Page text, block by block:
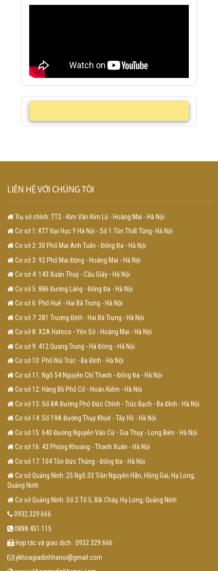
LIÊN HỆ VỚI CHÚNG TÔI
Trụ sở chính: TT2 - Kim Văn Kim Lũ - Hoàng Mai - Hà Nội
Cơ sở 1: KTT Đại Học Y Hà Nội - Số 1 Tôn Thất Tùng- Hà Nội
Cơ sở 2: 30 Phố Mai Anh Tuấn - Đống Đa - Hà Nội
Cơ sở 3: 92 Phố Mai Động - Hoàng Mai - Hà Nội
Cơ sở 4: 143 Xuân Thuỷ - Cầu Giấy - Hà Nội
Cơ sở 5: 886 Đường Láng - Đống Đa - Hà Nội
Cơ sở 6: Phố Huế - Hai Bà Trưng - Hà Nội
Cơ sở 7: 281 Trương Định - Hai Bà Trưng - Hà Nội
Cơ sở 8: X2A Hateco - Yên Sở - Hoàng Mai - Hà Nội
Cơ sở 9: 412 Quang Trung - Hà Đông - Hà Nội
Cơ sở 10: Phố Núi Trúc - Ba Đình - Hà Nội
Cơ sở 11: Ngõ 54 Nguyễn Chí Thanh - Đống Đa - Hà Nội
Cơ sở 12: Hàng Bồ Phố Cổ - Hoàn Kiếm - Hà Nội
Cơ sở 13: Số 8A Đường Phó Đức Chính - Trúc Bạch - Ba Đình - Hà Nội
Cơ sở 14: Số 19A Đường Thụy Khuê - Tây Hồ - Hà Nội
Cơ sở 15: 640 Đường Nguyễn Văn Cừ - Gia Thụy - Long Biên - Hà Nội
Cơ sở 16: 43 Phùng Khoang - Thanh Xuân - Hà Nội
Cơ sở 17: 104 Tôn Đức Thắng - Đống Đa - Hà Nội
Cơ sở Quảng Ninh: 25 Ngõ 33 Trần Nguyên Hãn, Hồng Gai, Hạ Long,
Quảng Ninh
Cơ sở Quảng Ninh: Số 2 Tổ 5, Bãi Cháy, Hạ Long, Quảng Ninh
0932.329.666
0888.451.115
Hợp tác và giao dịch : 0932.329.666
ykhoagiadinhhanoi@gmail.com